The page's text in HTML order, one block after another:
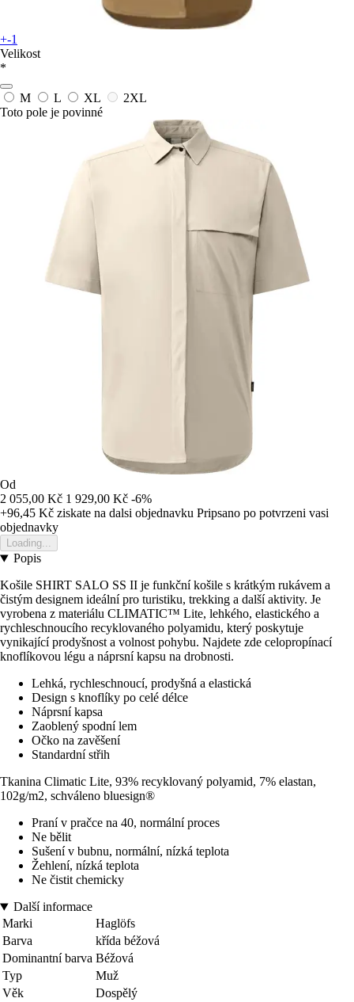
+-1
Velikost
*
M L XL
2XL
Toto pole je povinné
Od
2 055,00 Kč 1 929,00 Kč -6%
+96,45 Kč ziskate na dalsi objednavku Pripsano po potvrzeni vasi
objednavky
Loading...
Popis
Košile SHIRT SALO SS II je funkční košile s krátkým rukávem a
čistým designem ideální pro turistiku, trekking a další aktivity. Je
vyrobena z materiálu CLIMATIC™ Lite, lehkého, elastického a
rychleschnoucího recyklovaného polyamidu, který poskytuje
vynikající prodyšnost a volnost pohybu. Najdete zde celopropínací
knoflíkovou légu a náprsní kapsu na drobnosti.
Lehká, rychleschnoucí, prodyšná a elastická
Design s knoflíky po celé délce
Náprsní kapsa
Zaoblený spodní lem
Očko na zavěšení
Standardní střih
Tkanina Climatic Lite, 93% recyklovaný polyamid, 7% elastan,
102g/m2, schváleno bluesign®
Praní v pračce na 40, normální proces
Ne bělit
Sušení v bubnu, normální, nízká teplota
Žehlení, nízká teplota
Ne čistit chemicky
Další informace
Marki
Haglöfs
Barva
křída béžová
Dominantní barva Béžová
Typ
Muž
Věk
Dospělý